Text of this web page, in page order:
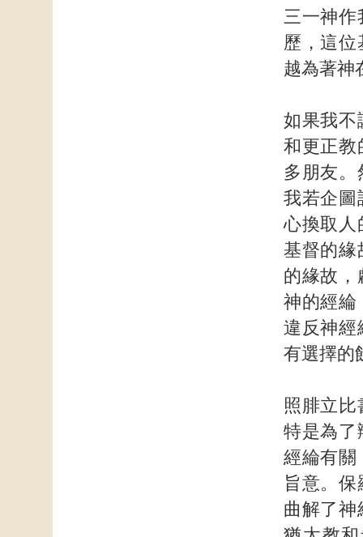
三一神作
歷，這
越為著神
如果我不
和更正教
多朋友
我若企圖
心換取人
基督的緣
的緣故，
神的經綸
違反神經
有選擇的
照腓立
特是為了
經綸有關
旨意。
曲解了神